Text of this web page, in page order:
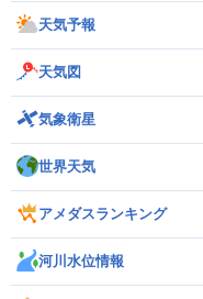
天気予報
天気図
気象衛星
世界天気
アメダスランキング
河川水位情報